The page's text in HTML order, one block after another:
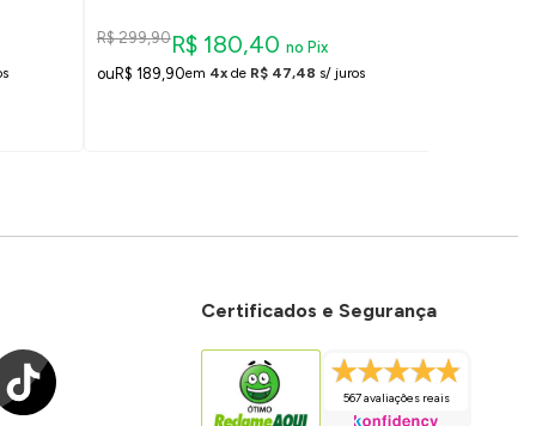
R$ 299,90R$ 180,40 no Pix
R$ 189,90em 4xde R$ 47,48 s/ juros
Certificados e Segurança
567 avaliações reais